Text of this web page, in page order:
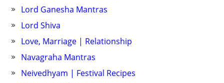
Lord Ganesha Mantras
Lord Shiva
Love, Marriage | Relationship
Navagraha Mantras
Neivedhyam | Festival Recipes